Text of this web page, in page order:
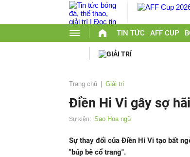
TIN TỨC AFF CUP
Trang chủ Giải trí
Điền Hi Vi gây sợ hãi
Sự kiện: Sao Hoa ngữ
Sự thay đổi của Điền Hi Vi tạo bất
"búp bê cổ trang".